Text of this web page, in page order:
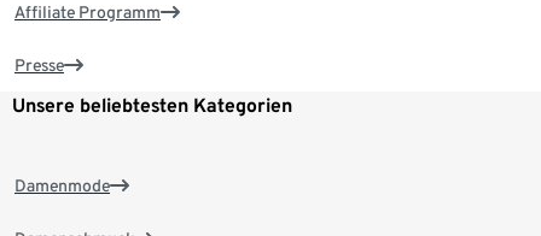
Affiliate Programm
Presse
Unsere beliebtesten Kategorien
Damenmode